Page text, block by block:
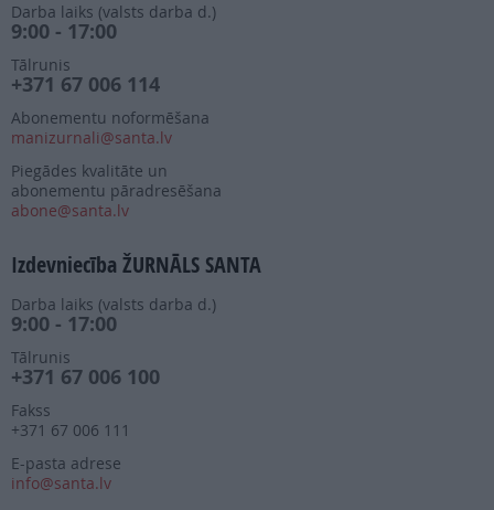
Darba laiks (valsts darba d.)
9:00 - 17:00
Tālrunis
+371 67 006 114
Abonementu noformēšana
manizurnali@santa.lv
Piegādes kvalitāte un
abonementu pāradresēšana
abone@santa.lv
Izdevniecība ŽURNĀLS SANTA
Darba laiks (valsts darba d.)
9:00 - 17:00
Tālrunis
+371 67 006 100
Fakss
+371 67 006 111
E-pasta adrese
info@santa.lv